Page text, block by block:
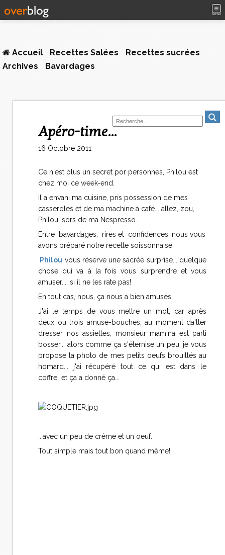
MENU
Accueil Recettes Salées
Recettes sucrées
Archives
Bavardages
Apéro-time...
16 Octobre 2011
Ce n'est plus un secret por personnes, Philou est
chez moi ce week-end.
Il a envahi ma cuisine, pris possession de mes
casseroles et de ma machine à café... allez, zou,
Philou, sors de ma Nespresso...
Entre bavardages, rires et confidences, nous vous
avons préparé notre recette soissonnaise.
Philou vous réserve une sacrée surprise... quelque
chose qui va à la fois vous surprendre et vous
amuser.... si il ne les rate pas!
En tout cas, nous, ça nous a bien amusés.
J'ai le temps de vous mettre un mot, car après
deux ou trois amuse-bouches, au moment da'ller
dresser nos assiettes, monsieur mamina est parti
bosser... alors comme ça s'éternise un peu, je vous
propose la photo de mes petits oeufs brouillés au
homard... j'ai récupéré tout ce qui est dans le
coffre et ça a donné ça...
...avec un peu de crème et un oeuf.
Tout simple mais tout bon quand même!